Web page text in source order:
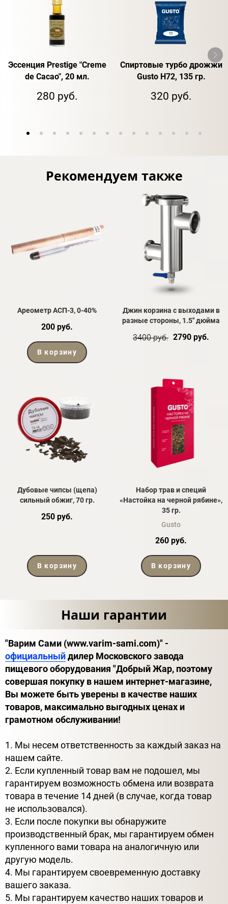
Эссенция Prestige "Creme
de Cacao", 20 мл.
280 руб.
Спиртовые турбо дрожжи
Gusto H72, 135 гр.
320 руб.
Рекомендуем также
Ареометр АСП-3, 0-40%
200 руб.
В корзину
Джин корзина с выходами в
разные стороны, 1.5" дюйма
3400 руб. 2790 руб.
Дубовые чипсы (щепа)
сильный обжиг, 70 гр.
250 руб.
В корзину
Набор трав и специй
«Настойка на черной рябине»,
35 гр.
Gusto
260 руб.
В корзину
Наши гарантии
"Варим Сами (www.varim-sami.com)" -
официальныйдилер Московского завода
пищевого оборудования "Добрый Жар, поэтому
совершая покупку в нашем интернет-магазине,
Вы можете быть уверены в качестве наших
товаров, максимально выгодных ценах и
грамотном обслуживании!
1. Мы несем ответственность за каждый заказ на
нашем сайте.
2. Если купленный товар вам не подошел, мы
гарантируем возможность обмена или возврата
товара в течение 14 дней (в случае, когда товар
не использовался).
3. Если после покупки вы обнаружите
производственный брак, мы гарантируем обмен
купленного вами товара на аналогичную или
другую модель.
4. Мы гарантируем своевременную доставку
вашего заказа.
5. Мы гарантируем качество наших товаров и